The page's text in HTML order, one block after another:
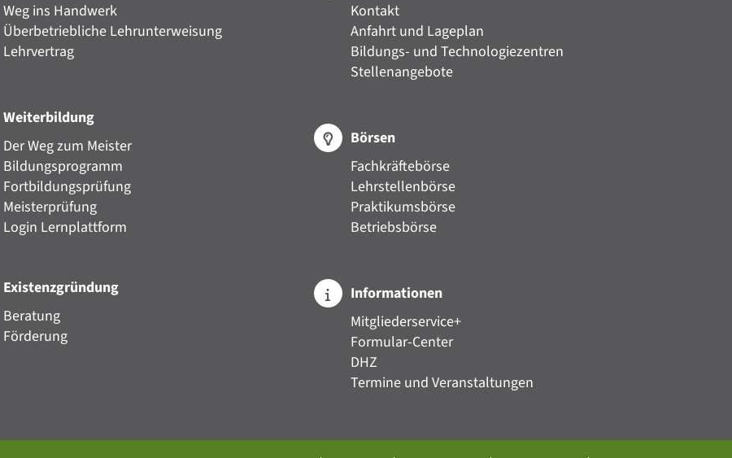
Weg ins Handwerk
Überbetriebliche Lehrunterweisung
Lehrvertrag
Weiterbildung
Der Weg zum Meister
Bildungsprogramm
Fortbildungsprüfung
Meisterprüfung
Login Lernplattform
Existenzgründung
Beratung
Förderung
Kontakt
Anfahrt und Lageplan
Bildungs- und Technologiezentren
Stellenangebote
Börsen
Fachkräftebörse
Lehrstellenbörse
Praktikumsbörse
Betriebsbörse
Informationen
Mitgliederservice+
Formular-Center
DHZ
Termine und Veranstaltungen